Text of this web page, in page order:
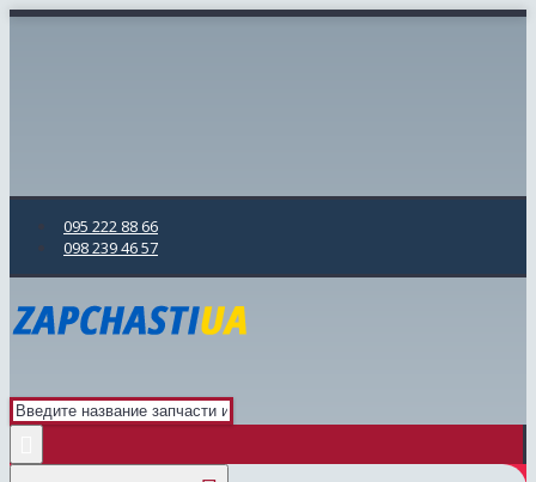
095 222 88 66
098 239 46 57